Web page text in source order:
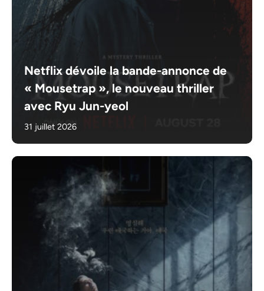
Netflix dévoile la bande-annonce de
« Mousetrap », le nouveau thriller
avec Ryu Jun-yeol
31 juillet 2026